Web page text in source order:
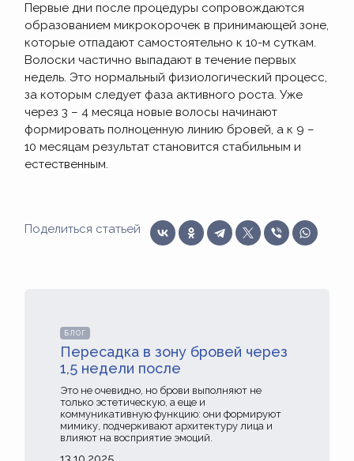
Первые дни после процедуры сопровождаются
образованием микрокорочек в принимающей зоне,
которые отпадают самостоятельно к 10-м суткам.
Волоски частично выпадают в течение первых
недель. Это нормальный физиологический процесс,
за которым следует фаза активного роста. Уже
через 3 – 4 месяца новые волосы начинают
формировать полноценную линию бровей, а к 9 –
10 месяцам результат становится стабильным и
естественным.
Поделиться статьей
БЛОГ
Пересадка в зону бровей через
1,5 недели после
Это не очевидно, но брови выполняют не
только эстетическую, а еще и
коммуникативную функцию: они формируют
мимику, подчеркивают архитектуру лица и
влияют на восприятие эмоций.